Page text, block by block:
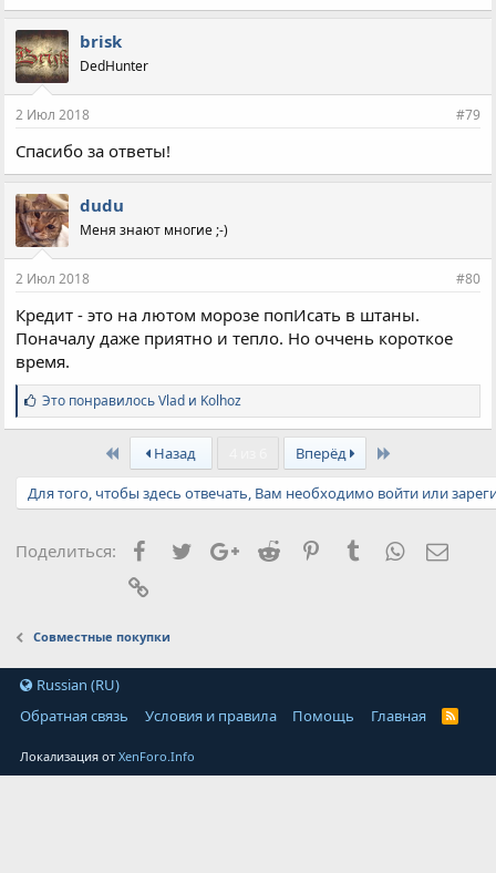
brisk
DedHunter
2 Июл 2018 #79
Спасибо за ответы!
dudu
Меня знают многие ;-)
2 Июл 2018 #80
Кредит - это на лютом морозе попИсать в штаны.
Поначалу даже приятно и тепло. Но оччень короткое
время.
С
и
м
т
и
Это понравилосьVlad и Kolhoz
First Назад Вперёд
Для того, чтобы здесь отвечать, Вам необходимо войти или
Поделиться: Facebook
TwitterGoogle+
Reddit PinterestTumblrWhatsApp
Совместные покупки
Russian (RU)
Обратная связь
Условия и правила Помощь Главная
Локализация отXenForo.Info